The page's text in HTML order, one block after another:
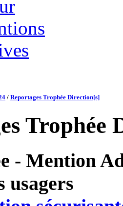
/ Reportages Trophée Direction[s]
Trophée
- Mention
usagers